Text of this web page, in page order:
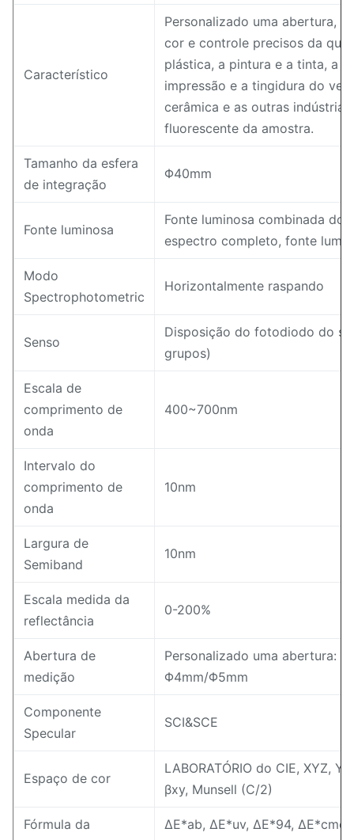
Característico
Personalizado uma abertura,
cor e controle precisos da
plástica, a pintura e a tinta, a
impressão e a tingidura do
cerâmica e as outras
fluorescente da amostra.
Tamanho da esfera
de integração
Φ40mm
Fonte luminosa
Fonte luminosa combinada do
espectro completo, fonte
Modo
Spectrophotometric
Horizontalmente raspando
Senso
Disposição do fotodiodo do
grupos)
Escala de
comprimento de
onda
400~700nm
Intervalo do
comprimento de
onda
10nm
Largura de
Semiband
10nm
Escala medida da
reflectância
0-200%
Abertura de
medição
Personalizado uma abertura:
Φ4mm/Φ5mm
Componente
Specular
SCI&SCE
Espaço de cor
LABORATÓRIO do CIE, XYZ,
βxy, Munsell (C/2)
Fórmula da
ΔE*ab, ΔE*uv, ΔE*94, ΔE*cmc